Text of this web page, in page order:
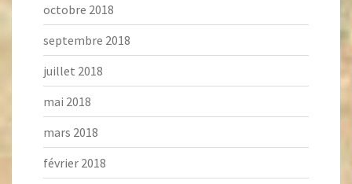
octobre 2018
septembre 2018
juillet 2018
mai 2018
mars 2018
février 2018